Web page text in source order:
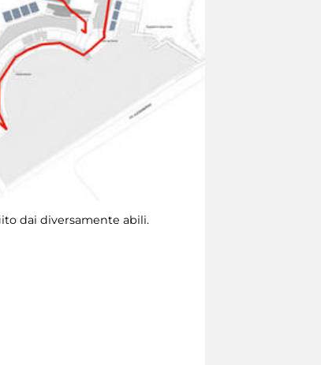
dai diversamente abili.